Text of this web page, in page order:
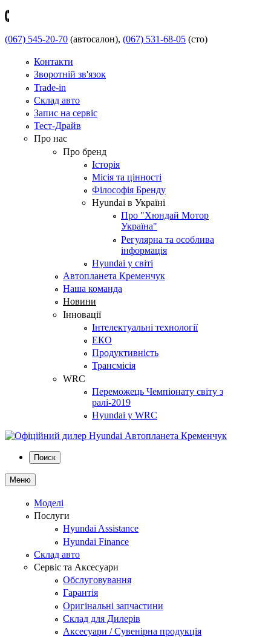
(067) 545-20-70 (автосалон), (067) 531-68-05 (сто)
Контакти
Зворотній зв'язок
Trade-in
Склад авто
Запис на сервіс
Тест-Драйв
Про нас
Про бренд
Історія
Місія та цінності
Філософія Бренду
Hyundai в Україні
Про "Хюндай Мотор
Україна"
Регулярна та особлива
інформація
Hyundai у світі
Автопланета Кременчук
Наша команда
Новини
Інновації
Інтелектуальні технології
ЕКО
Продуктивність
Трансмісія
WRC
Переможець Чемпіонату світу з
ралі-2019
Hyundai у WRC
Поиск
Меню
Моделі
Послуги
Hyundai Assistance
Hyundai Finance
Склад авто
Сервіс та Аксесуари
Обслуговування
Гарантія
Оригінальні запчастини
Склад для Дилерів
Аксесуари / Сувенірна продукція